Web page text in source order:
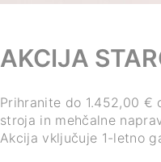
AKCIJA
Prihranite do 1.452,00 €
stroja in mehčalne
Akcija vključuje 1-letno